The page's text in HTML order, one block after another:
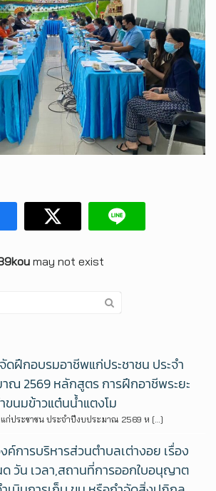
may not exist
ดฝึกอบรมอาชีพแก่ประชาชน ประจำ
ณ 2569 หลักสูตร การฝึกอาชีพระยะ
ขนมข้าวแต๋นน้ำแตงโม
ก่ประชาชน ประจำปีงบประมาณ 2569 ห […]
ค์การบริหารส่วนตำบลเต่างอย เรื่อง
วัน เวลา,สถานที่การออกใบอนุญาต